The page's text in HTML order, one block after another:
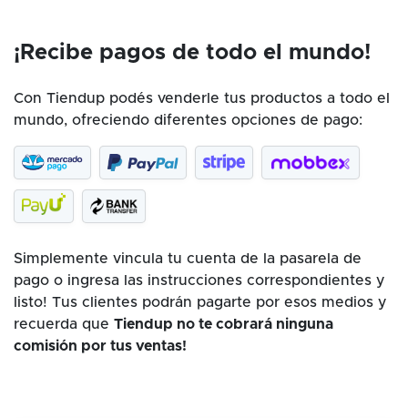
¡Recibe pagos de todo el mundo!
Con Tiendup podés venderle tus productos a todo el
mundo, ofreciendo diferentes opciones de pago:
Simplemente vincula tu cuenta de la pasarela de
pago o ingresa las instrucciones correspondientes y
listo! Tus clientes podrán pagarte por esos medios y
recuerda que Tiendup no te cobrará ninguna
comisión por tus ventas!